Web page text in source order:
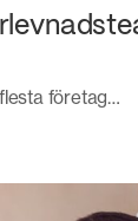
företag…